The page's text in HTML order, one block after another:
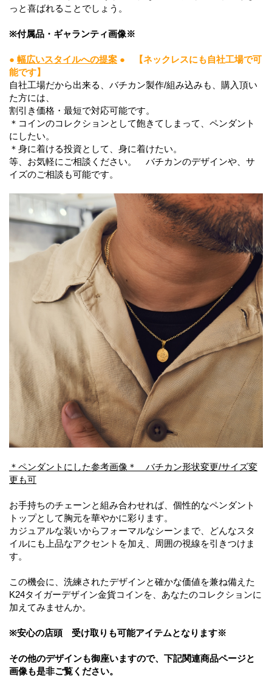
っと喜ばれることでしょう。
※付属品・ギャランティ画像※
● 幅広いスタイルへの提案 ● 【ネックレスにも自社工場で可
能です】
自社工場だから出来る、バチカン製作/組み込みも、購入頂い
た方には、
割引き価格・最短で対応可能です。
＊コインのコレクションとして飽きてしまって、ペンダント
にしたい。
＊身に着ける投資として、身に着けたい。
等、お気軽にご相談ください。 バチカンのデザインや、サ
イズのご相談も可能です。
＊ペンダントにした参考画像＊ バチカン形状変更/サイズ変
更も可
お手持ちのチェーンと組み合わせれば、個性的なペンダント
トップとして胸元を華やかに彩ります。
カジュアルな装いからフォーマルなシーンまで、どんなスタ
イルにも上品なアクセントを加え、周囲の視線を引きつけま
す。
この機会に、洗練されたデザインと確かな価値を兼ね備えた
K24タイガーデザイン金貨コインを、あなたのコレクションに
加えてみませんか。
※安心の店頭 受け取りも可能アイテムとなります※
その他のデザインも御座いますので、下記関連商品ページと
画像も是非ご覧ください。